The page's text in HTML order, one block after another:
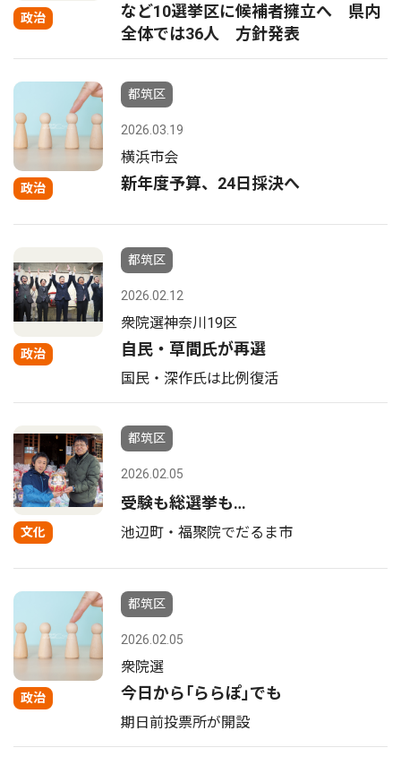
政治
など10選挙区に候補者擁立へ 県内
全体では36人 方針発表
政治
都筑区
2026.03.19
横浜市会
新年度予算、24日採決へ
政治
都筑区
2026.02.12
衆院選神奈川19区
自民・草間氏が再選
国民・深作氏は比例復活
文化
都筑区
2026.02.05
受験も総選挙も…
池辺町・福聚院でだるま市
政治
都筑区
2026.02.05
衆院選
今日から｢ららぽ｣でも
期日前投票所が開設